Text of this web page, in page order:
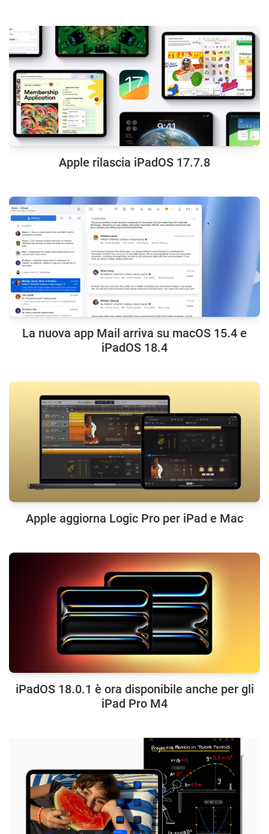
Apple rilascia iPadOS 17.7.8
La nuova app Mail arriva su macOS 15.4 e
iPadOS 18.4
Apple aggiorna Logic Pro per iPad e Mac
iPadOS 18.0.1 è ora disponibile anche per gli
iPad Pro M4